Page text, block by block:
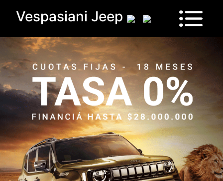
Vespasiani Jeep
Vehículos
Sucursales
Contactanos
Drive
Ram
House